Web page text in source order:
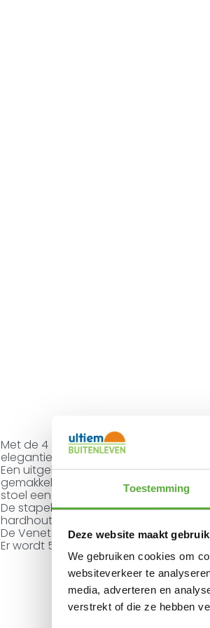
Toestemming
Deze website maakt
We gebruiken cookies om
websiteverkeer te
media, adverteren en
verstrekt of die ze hebben
Met de 4 Seasons Outdoor Veneto
elegantie en comfort toe aan je
Een uitgebalanceerd ontwerp, waar
gemakkelijk over de stoel schuift. Ook
stoel een lust voor het oog.
De stapelbare tuinstoel is
hardhouten armleggers.
De Veneto dining tuinstoel is er ook in
Er wordt 5 jaar fabrieksgarantie